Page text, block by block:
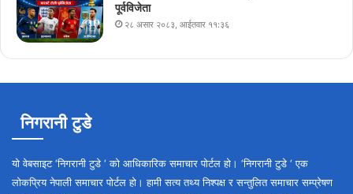
पूर्वविजेता
२८ असार २०८३, आईतवार ११:३६
निगरानी टुडे
यो वेबसाइट ‘निगरानी टुडे ‘ को आधिकारिक समाचार पोर्टल हो। ‘निगरानी टुडे ‘ एक
लोकप्रिय नेपाली समाचार पोर्टल हो। हामी सत्य तथ्य निश्पक्ष र सन्तुलित समाचार सम्प्रेषण